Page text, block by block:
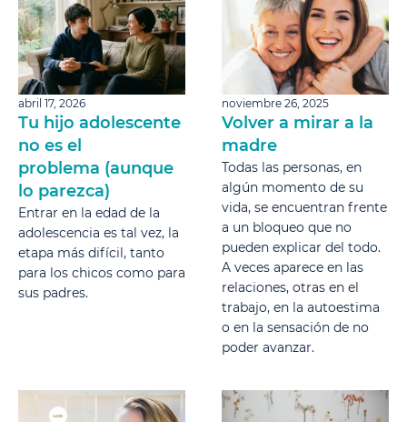
abril 17, 2026
Tu hijo adolescente
no es el
problema (aunque
lo parezca)
Entrar en la edad de la
adolescencia es tal vez, la
etapa más difícil, tanto
para los chicos como para
sus padres.
noviembre 26, 2025
Volver a mirar a la
madre
Todas las personas, en
algún momento de su
vida, se encuentran frente
a un bloqueo que no
pueden explicar del todo.
A veces aparece en las
relaciones, otras en el
trabajo, en la autoestima
o en la sensación de no
poder avanzar.